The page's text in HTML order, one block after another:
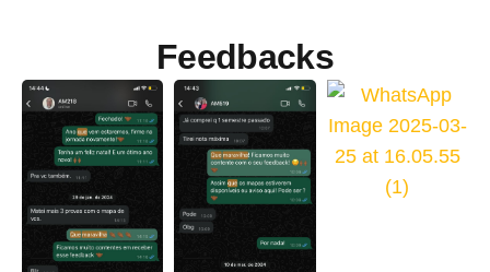
Feedbacks